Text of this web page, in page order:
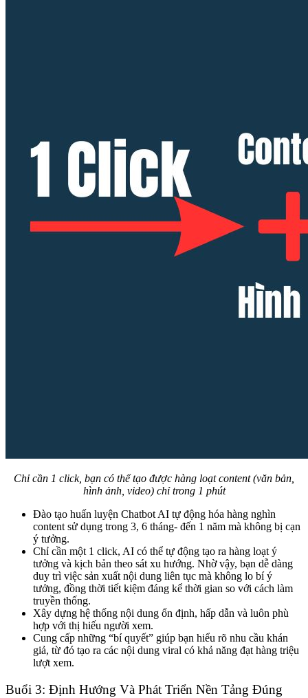
Chỉ cần 1 click, bạn có thể tạo được hàng loạt content (văn bản,
hình ảnh, video) chỉ trong 1 phút
Đào tạo huấn luyện Chatbot AI tự động hóa hàng nghìn
content sử dụng trong 3, 6 tháng- đến 1 năm mà không bị cạn
ý tưởng.
Chỉ cần một 1 click, AI có thể tự động tạo ra hàng loạt ý
tưởng và kịch bản theo sát xu hướng. Nhờ vậy, bạn dễ dàng
duy trì việc sản xuất nội dung liên tục mà không lo bí ý
tưởng, đồng thời tiết kiệm đáng kể thời gian so với cách làm
truyền thống.
Xây dựng hệ thống nội dung ổn định, hấp dẫn và luôn phù
hợp với thị hiếu người xem.
Cung cấp những “bí quyết” giúp bạn hiểu rõ nhu cầu khán
giả, từ đó tạo ra các nội dung viral có khả năng đạt hàng triệu
lượt xem.
Buổi 3: Định Hướng Và Phát Triển Nền Tảng Đúng